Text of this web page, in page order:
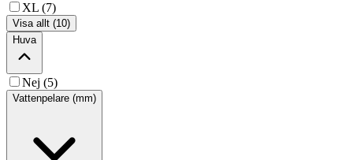
XL (7)
Visa allt (10)
Huva
Nej (5)
Vattenpelare (mm)